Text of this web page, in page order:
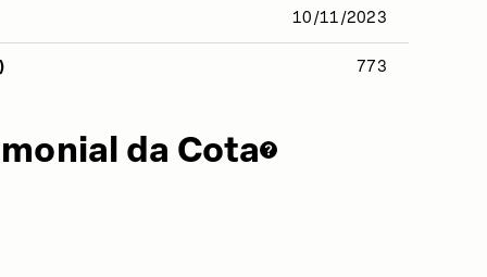
10/11/2023
773
da Cota